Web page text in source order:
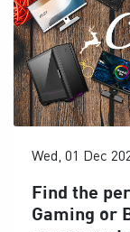
Wed, 01 Dec
Find the
Gaming or